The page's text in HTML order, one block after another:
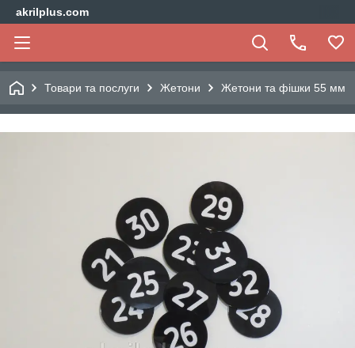
akrilplus.com
Товари та послуги Жетони Жетони та фішки 55 мм